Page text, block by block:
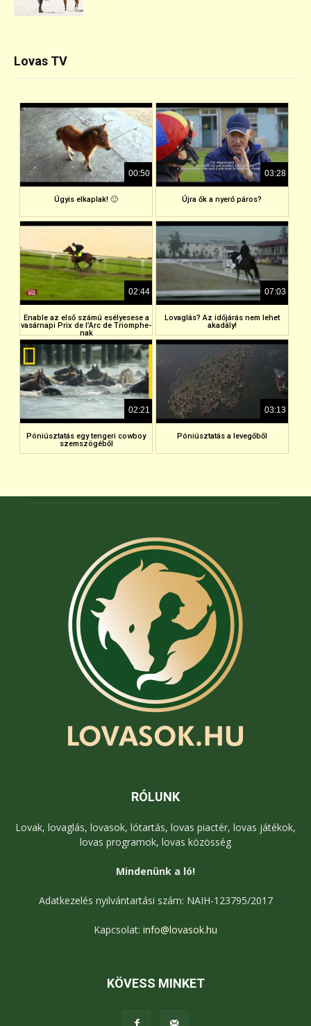
Lovas TV
00:50
Úgyis elkaplak! 🙂
03:28
Újra ők a nyerő páros?
02:44
Enable az első számú esélyesese a
vasárnapi Prix de l’Arc de Triomphe-
nak
07:03
Lovaglás? Az időjárás nem lehet
akadály!
02:21
Póniúsztatás egy tengeri cowboy
szemszögéből
03:13
Póniúsztatás a levegőből
RÓLUNK
Lovak, lovaglás, lovasok, lótartás, lovas piactér, lovas játékok,
lovas programok, lovas közösség
Mindenünk a ló!
Adatkezelés nyilvántartási szám: NAIH-123795/2017
Kapcsolat: info@lovasok.hu
KÖVESS MINKET